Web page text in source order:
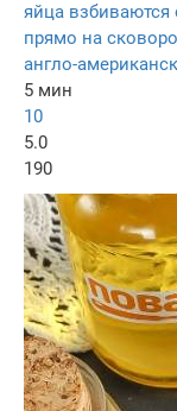
яйца взбиваются
прямо на
англо-
5 мин
10
5.0
190